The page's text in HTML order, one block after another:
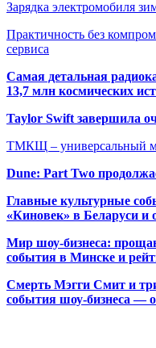
Зарядка электромобиля
Практичность без
сервиса
Самая детальная
13,7 млн космических
Taylor Swift завершила
ТМКЩ – универсальный
Dune: Part Two
Главные культурные
«Киновек» в Беларуси
Мир шоу-бизнеса:
события в Минске и
Смерть Мэгги Смит и
события шоу-бизнеса —